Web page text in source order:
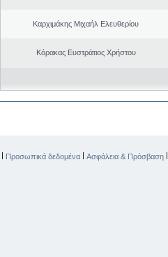
Καρχιμάκης Μιχαήλ Ελευθερίου
Κόρακας Ευστράτιος Χρήστου
| Προσωπικά δεδομένα | Ασφάλεια & Πρόσβαση